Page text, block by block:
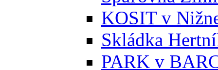
KOSIT v
Skládka
PARK v